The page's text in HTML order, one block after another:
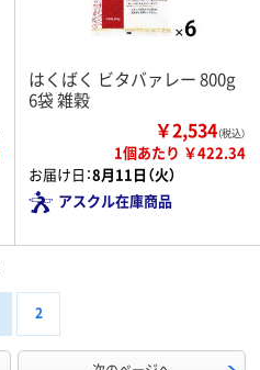
はくばく ビタバァレー 800g
6袋 雑穀
￥2,534（税込）
1個あたり ￥422.34
お届け日：8月11日（火）
アスクル在庫商品
2